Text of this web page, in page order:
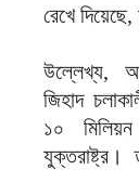
রেখে
উল্লেখ্য,
জিহাদ
১০
যুক্তরাষ্ট্র।